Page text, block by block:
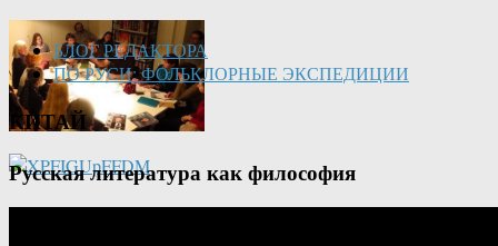
БЛОГ РЕДАКТОРА
ПО РУСИ: ФОЛЬКЛОРНЫЕ ЭКСПЕДИЦИИ
КИТАЙ
Русская литература как философия